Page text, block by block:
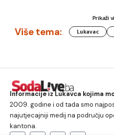
Prikaži
Više tema: Lukavac
Informacije iz Lukavca kojima
2009. godine i od tada smo
najutjecajniji medij na području
kantona.